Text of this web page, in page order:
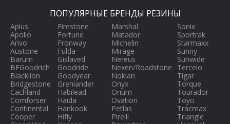
ПОПУЛЯРНЫЕ БРЕНДЫ РЕЗИНЫ
Aplus
Apollo
Arivo
Austone
Barum
BFGoodrich
Blacklion
Bridgestone
Cachland
Comforser
Continental
Cooper
Firestone
Fortune
Fronway
Fulda
Gislaved
Goodride
Goodyear
Grenlander
Habilead
Haida
Hankook
Hifly
Marshal
Matador
Michelin
Mirage
Nereus
Nexen/Roadstone
Nokian
Onyx
Orium
Ovation
Petlas
Pirelli
Sonix
Sportrak
Starmaxx
Sunny
Sunwide
Tercelo
Tigar
Torque
Tourador
Toyo
Tracmax
Triangle